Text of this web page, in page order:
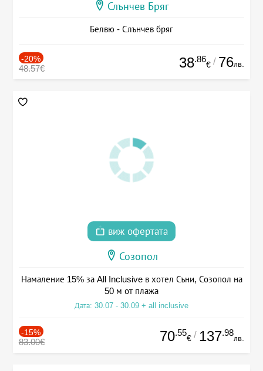
Слънчев Бряг
Белвю - Слънчев бряг
-20%
48.57€ 38.86
€ / 76лв.
виж офертата
Созопол
Намаление 15% за All Inclusive в хотел Съни, Созопол на
50 м от плажа
Дата: 30.07 - 30.09 + all inclusive
-15%
83.00€ 70.55
€ / 137.98
лв.